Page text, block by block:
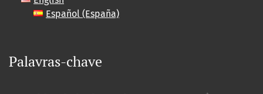
Español (España)
Palavras-chave